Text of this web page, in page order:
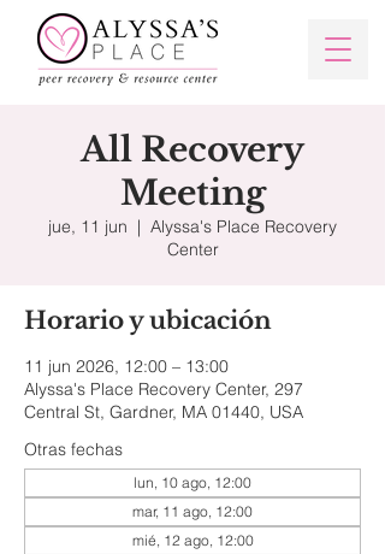
All Recovery
Meeting
jue, 11 jun
  |
Alyssa's Place Recovery
Center
Horario y ubicación
11 jun 2026, 12:00 – 13:00
Alyssa's Place Recovery Center, 297
Central St, Gardner, MA 01440, USA
Otras fechas
lun, 10 ago, 12:00
mar, 11 ago, 12:00
mié, 12 ago, 12:00